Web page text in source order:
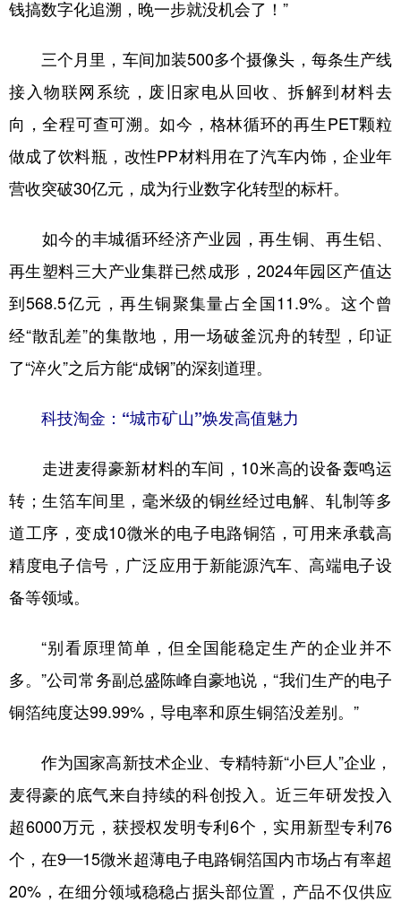
钱搞数字化追溯，晚一步就没机会了！”
三个月里，车间加装500多个摄像头，每条生产线
接入物联网系统，废旧家电从回收、拆解到材料去
向，全程可查可溯。如今，格林循环的再生PET颗粒
做成了饮料瓶，改性PP材料用在了汽车内饰，企业年
营收突破30亿元，成为行业数字化转型的标杆。
如今的丰城循环经济产业园，再生铜、再生铝、
再生塑料三大产业集群已然成形，2024年园区产值达
到568.5亿元，再生铜聚集量占全国11.9%。这个曾
经“散乱差”的集散地，用一场破釜沉舟的转型，印证
了“淬火”之后方能“成钢”的深刻道理。
科技淘金：“城市矿山”焕发高值魅力
走进麦得豪新材料的车间，10米高的设备轰鸣运
转；生箔车间里，毫米级的铜丝经过电解、轧制等多
道工序，变成10微米的电子电路铜箔，可用来承载高
精度电子信号，广泛应用于新能源汽车、高端电子设
备等领域。
“别看原理简单，但全国能稳定生产的企业并不
多。”公司常务副总盛陈峰自豪地说，“我们生产的电子
铜箔纯度达99.99%，导电率和原生铜箔没差别。”
作为国家高新技术企业、专精特新“小巨人”企业，
麦得豪的底气来自持续的科创投入。近三年研发投入
超6000万元，获授权发明专利6个，实用新型专利76
个，在9—15微米超薄电子电路铜箔国内市场占有率超
20%，在细分领域稳稳占据头部位置，产品不仅供应